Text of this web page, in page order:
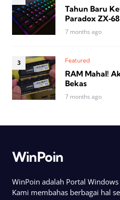
Tahun Baru
Paradox
7 months ago
Featured
RAM Mahal!
Bekas
7 months ago
WinPoin
WinPoin adalah Portal
Kami membahas berbagai hal